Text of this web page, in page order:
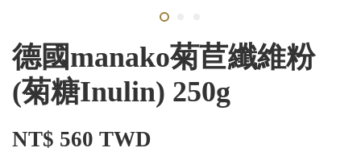
德國manako菊苣纖維粉
(菊糖Inulin) 250g
NT$ 560 TWD